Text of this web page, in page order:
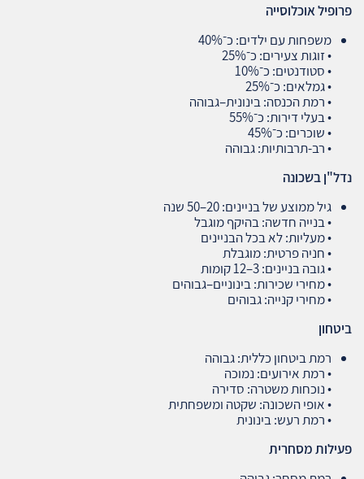
פרופיל אוכלוסייה
משפחות עם ילדים: כ־40%
• זוגות צעירים: כ־25%
• סטודנטים: כ־10%
• גמלאים: כ־25%
• רמת הכנסה: בינונית–גבוהה
• בעלי דירות: כ־55%
• שוכרים: כ־45%
• רב‑תרבותיות: גבוהה
נדל"ן בשכונה
גיל ממוצע של בניינים: 20–50 שנה
• בנייה חדשה: בהיקף מוגבל
• מעליות: לא בכל הבניינים
• חניה פרטית: מוגבלת
• גובה בניינים: 3–12 קומות
• מחירי שכירות: בינוניים–גבוהים
• מחירי קנייה: גבוהים
ביטחון
רמת ביטחון כללית: גבוהה
• רמת אירועים: נמוכה
• נוכחות משטרה: סדירה
• אופי השכונה: שקטה ומשפחתית
• רמת רעש: בינונית
פעילות מסחרית